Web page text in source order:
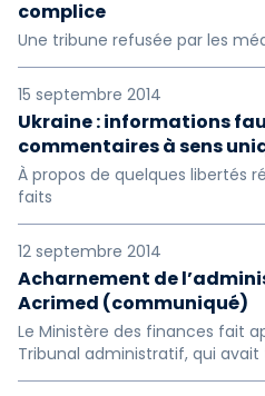
complice
Une tribune refusée par les
15 septembre 2014
Ukraine : informations
commentaires à sens
À propos de quelques libertés
faits
12 septembre 2014
Acharnement de
Acrimed (communiqué)
Le Ministère des finances fait
Tribunal administratif, qui